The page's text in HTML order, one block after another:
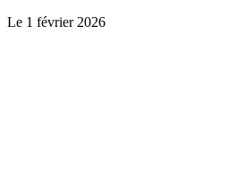
Le 1 février 2026